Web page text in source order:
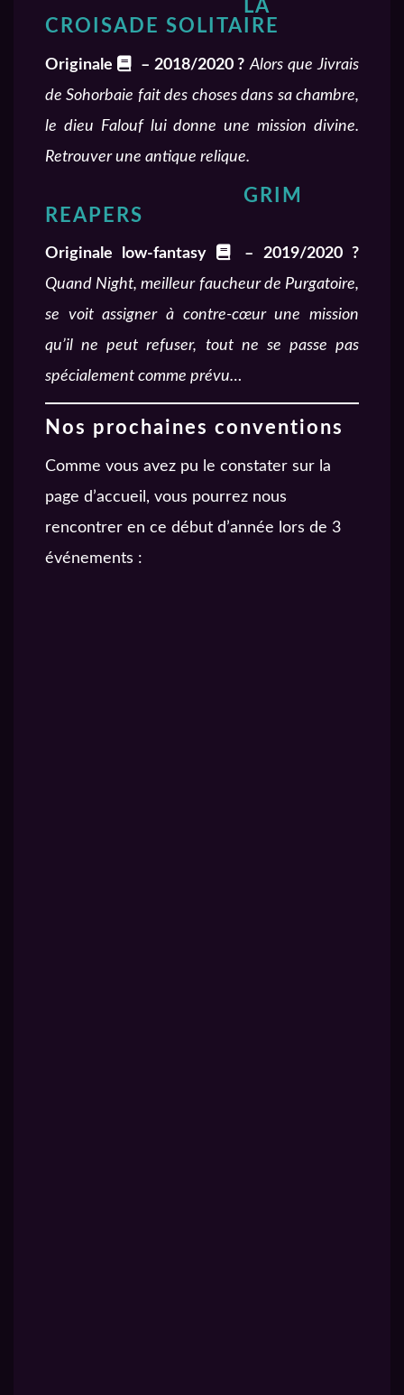
LA
CROISADE SOLITAIRE
Originale – 2018/2020 ? Alors que Jivrais
de Sohorbaie fait des choses dans sa chambre,
le dieu Falouf lui donne une mission divine.
Retrouver une antique relique.
GRIM
REAPERS
Originale low-fantasy
– 2019/2020 ?
Quand Night, meilleur faucheur de Purgatoire,
se voit assigner à contre-cœur une mission
qu’il ne peut refuser, tout ne se passe pas
spécialement comme prévu…
Nos prochaines conventions
Comme vous avez pu le constater sur la
page d’accueil, vous pourrez nous
rencontrer en ce début d’année lors de 3
événements :